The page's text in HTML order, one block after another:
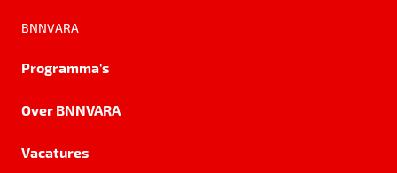
BNNVARA
Programma's
Over BNNVARA
Vacatures